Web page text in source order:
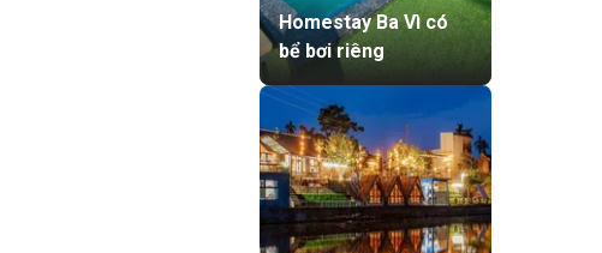
Homestay Ba Vì có
bể bơi riêng